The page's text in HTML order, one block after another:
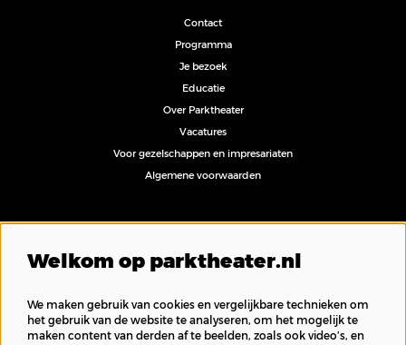
Contact
Programma
Je bezoek
Educatie
Over Parktheater
Vacatures
Voor gezelschappen en impresariaten
Algemene voorwaarden
Welkom op parktheater.nl
We maken gebruik van cookies en vergelijkbare technieken om
het gebruik van de website te analyseren, om het mogelijk te
maken content van derden af te beelden, zoals ook video’s, en